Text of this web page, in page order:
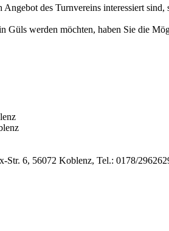
Angebot des Turnvereins interessiert
Güls werden möchten, haben Sie die
Str. 6, 56072 Koblenz, Tel.: 0178/